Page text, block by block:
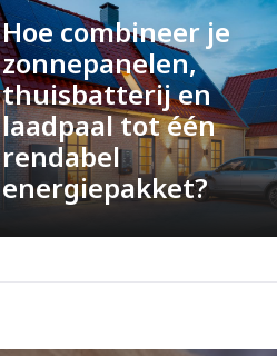
Hoe combineer je
zonnepanelen,
thuisbatterij en
laadpaal tot één
rendabel
energiepakket?